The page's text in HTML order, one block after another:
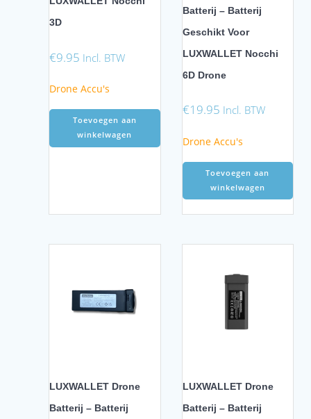
3D
€9.95 Incl. BTW
Drone Accu's
Toevoegen aan
winkelwagen
Batterij – Batterij
Geschikt Voor
LUXWALLET Nocchi
6D Drone
€19.95 Incl. BTW
Drone Accu's
Toevoegen aan
winkelwagen
LUXWALLET Drone
Batterij – Batterij
LUXWALLET Drone
Batterij – Batterij